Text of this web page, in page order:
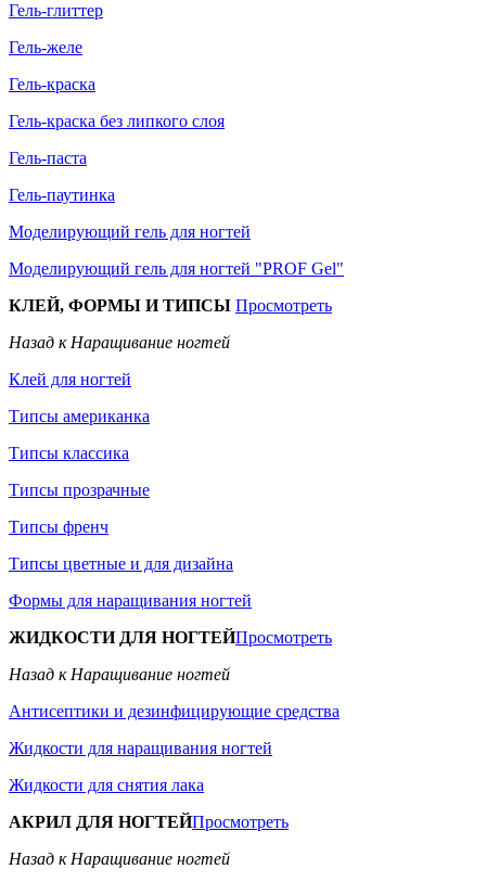
Гель-глиттер
Гель-желе
Гель-краска
Гель-краска без липкого слоя
Гель-паста
Гель-паутинка
Моделирующий гель для ногтей
Моделирующий гель для ногтей "PROF Gel"
КЛЕЙ, ФОРМЫ И ТИПСЫ Просмотреть
Назад к Наращивание ногтей
Клей для ногтей
Типсы американка
Типсы классика
Типсы прозрачные
Типсы френч
Типсы цветные и для дизайна
Формы для наращивания ногтей
ЖИДКОСТИ ДЛЯ НОГТЕЙПросмотреть
Назад к Наращивание ногтей
Антисептики и дезинфицирующие средства
Жидкости для наращивания ногтей
Жидкости для снятия лака
АКРИЛ ДЛЯ НОГТЕЙПросмотреть
Назад к Наращивание ногтей